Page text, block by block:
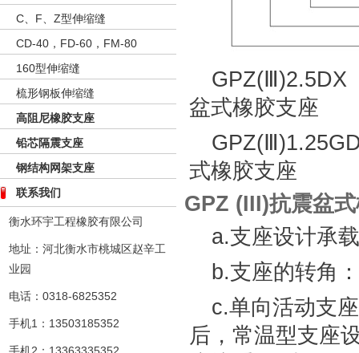
GPZ(Ⅲ)2.5DX
盆式橡胶支座
式橡胶支座
GPZ (III)抗震盆
a.支座设计承
b.支座的转角
c.单向活动支
后，常温型支座
C、F、Z型伸缩缝
CD-40，FD-60，FM-80
160型伸缩缝
梳形钢板伸缩缝
高阻尼橡胶支座
铅芯隔震支座
钢结构网架支座
联系我们
衡水环宇工程橡胶有限公司
地址：河北衡水市桃城区赵辛工
业园
电话：0318-6825352
手机1：13503185352